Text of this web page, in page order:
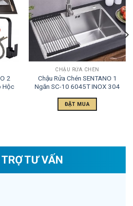
2
Hộc
CHẬU RỬA CHÉN
Chậu Rửa Chén SENTANO 1
Ngăn SC-10 6045T INOX 304
ĐẶT MUA
TRỢ TƯ VẤN